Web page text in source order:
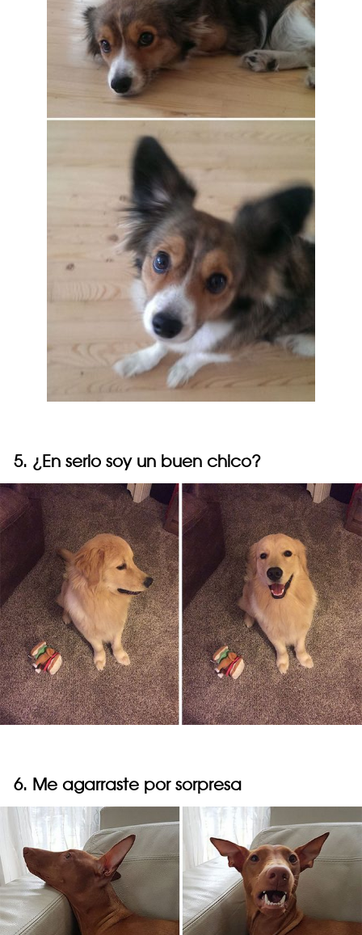
5. ¿En serio soy un buen chico?
6. Me agarraste por sorpresa